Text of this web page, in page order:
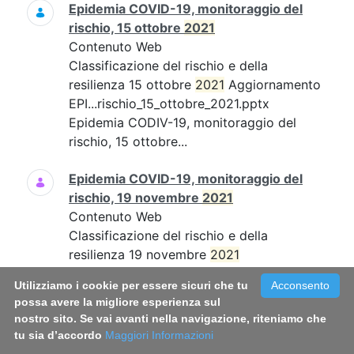
Epidemia COVID-19, monitoraggio del
rischio, 15 ottobre 2021
Contenuto Web
Classificazione del rischio e della
resilienza 15 ottobre 2021 Aggiornamento
EPI...rischio_15_ottobre_2021.pptx
Epidemia CODIV-19, monitoraggio del
rischio, 15 ottobre...
Epidemia COVID-19, monitoraggio del
rischio, 19 novembre 2021
Contenuto Web
Classificazione del rischio e della
resilienza 19 novembre 2021
Aggiornamento EPI...19_novembre_21.pdf
Epidemia COVID-19, monitoraggio del
rischio, 19 novembre...
Acconsento
Utilizziamo i cookie per essere sicuri che tu
possa avere la migliore esperienza sul
nostro sito. Se vai avanti nella navigazione, riteniamo che
tu sia d’accordo Maggiori Informazioni